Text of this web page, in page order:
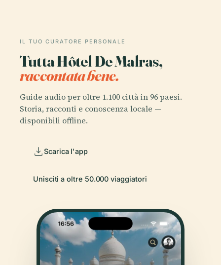
IL TUO CURATORE PERSONALE
Tutta Hôtel De Malras,
raccontata bene.
Guide audio per oltre 1.100 città in 96 paesi.
Storia, racconti e conoscenza locale —
disponibili offline.
Scarica l'app
Unisciti a oltre 50.000 viaggiatori